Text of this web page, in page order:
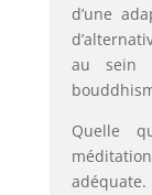
d’une
au sein
Quelle